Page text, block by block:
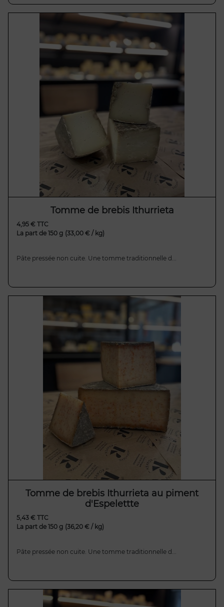
Tomme de brebis Ithurrieta
4,95 € TTC
La part de 150 g (33,00 € / kg)
Pâte pressée non cuite. Une tomme traditionnelle d...
Tomme de brebis Ithurrieta au piment
d'Espelettte
5,43 € TTC
La part de 150 g (36,20 € / kg)
Pâte pressée non cuite. Une tomme traditionnelle d...